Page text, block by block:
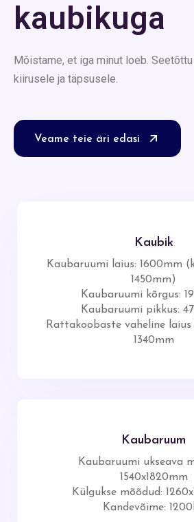
kaubikuga
Mõistame, et iga minut loeb.
kiirusele ja täpsusele.
Veame teie äri edasi
Kaubik
Kaubaruumi laius: 1600mm
1450mm)
Kaubaruumi kõrgus:
Kaubaruumi pikkus:
Rattakoobaste vaheline laius
1340mm
Kaubaruum
Kaubaruumi ukseava
1540x1820mm
Külgukse mõõdud:
Kandevõime: